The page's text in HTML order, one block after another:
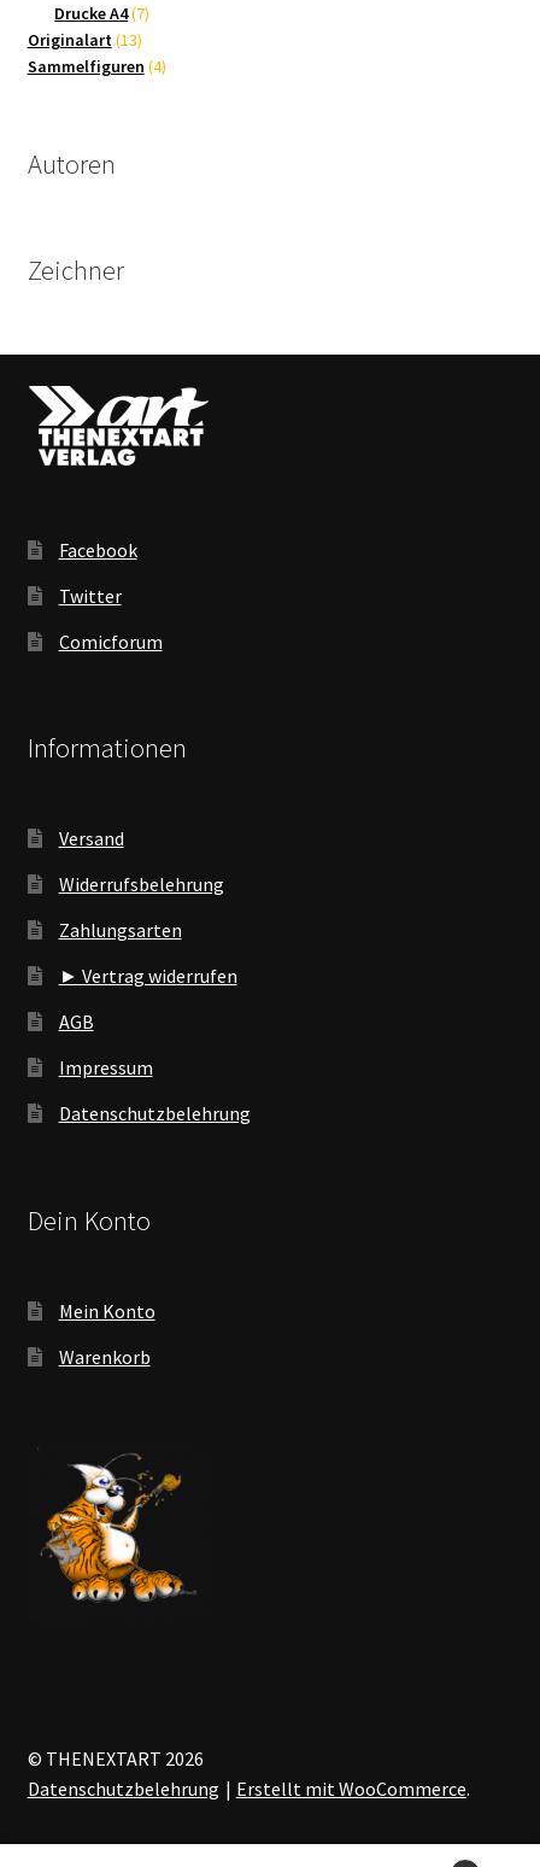
Produkte
Drucke A4 77
Originalart 1313
Produkte
Sammelfiguren 44
Autoren
Zeichner
Facebook
Twitter
Comicforum
Informationen
Versand
Widerrufsbelehrung
Zahlungsarten
► Vertrag widerrufen
AGB
Impressum
Datenschutzbelehrung
Dein Konto
Mein Konto
Warenkorb
© THENEXTART 2026
Datenschutzbelehrung
Erstellt mit WooCommerce.